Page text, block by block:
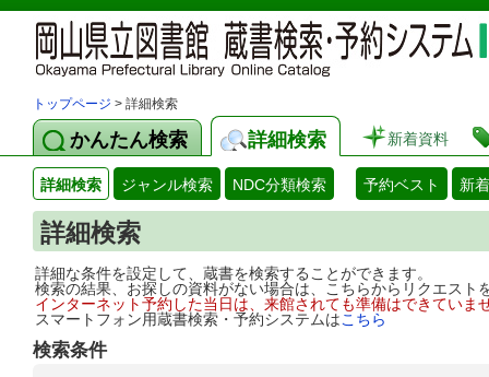
トップページ > 詳細検索
かんたん検索 詳細検索 新着資料
詳細検索 ジャンル検索 NDC分類検索 予約ベスト 新
詳細検索
詳細な条件を設定して、蔵書を検索することができます。
検索の結果、お探しの資料がない場合は、こちらからリクエス
インターネット予約した当日は、来館されても準備はできてい
スマートフォン用蔵書検索・予約システムはこちら
検索条件